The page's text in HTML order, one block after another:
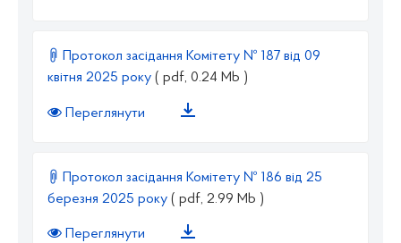
Протокол засідання Комітету № 187 від 09
квітня 2025 року ( pdf, 0.24 Mb )
Переглянути
Протокол засідання Комітету № 186 від 25
березня 2025 року ( pdf, 2.99 Mb )
Переглянути